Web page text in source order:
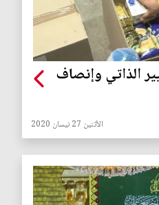
الذاتي وإنصاف
الأثنين 27 نيسان 2020